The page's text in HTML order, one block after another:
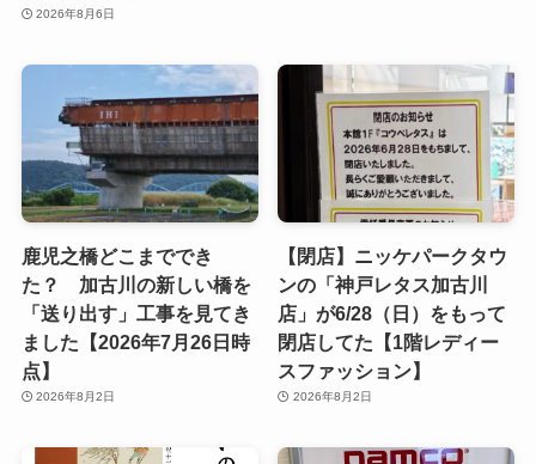
2026年8月6日
鹿児之橋どこまででき
た？ 加古川の新しい橋を
「送り出す」工事を見てき
ました【2026年7月26日時
点】
2026年8月2日
【閉店】ニッケパークタウ
ンの「神戸レタス加古川
店」が6/28（日）をもって
閉店してた【1階レディー
スファッション】
2026年8月2日